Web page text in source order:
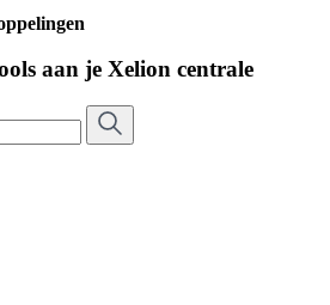
aan je Xelion centrale